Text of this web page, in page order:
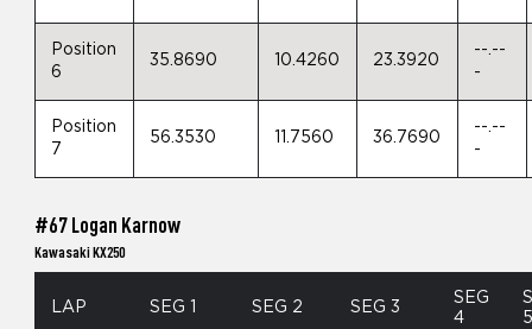
Position
6
35.8690 10.4260 23.3920
--.--
-
Position
7
56.3530 11.7560 36.7690
--.--
-
#67 Logan Karnow
Kawasaki KX250
LAP SEG 1 SEG 2 SEG 3
SEG
4